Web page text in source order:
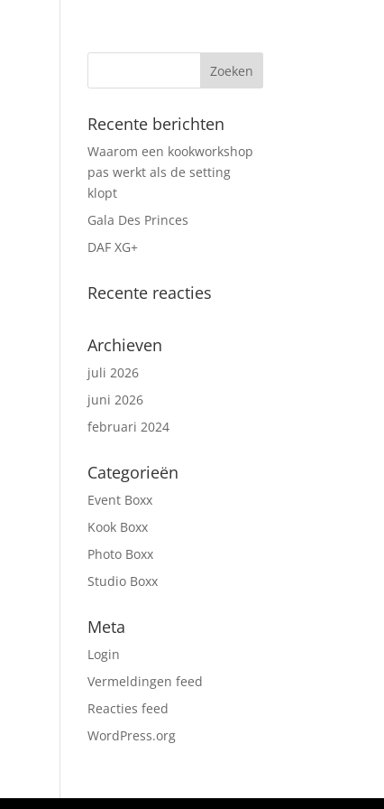
Recente berichten
Waarom een kookworkshop
pas werkt als de setting
klopt
Gala Des Princes
DAF XG+
Recente reacties
Archieven
juli 2026
juni 2026
februari 2024
Categorieën
Event Boxx
Kook Boxx
Photo Boxx
Studio Boxx
Meta
Login
Vermeldingen feed
Reacties feed
WordPress.org